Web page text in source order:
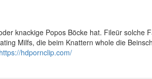
knackige Popos Böcke hat. Fileür solche
Milfs, die beim Knattern whole die
https://hdpornclip.com/